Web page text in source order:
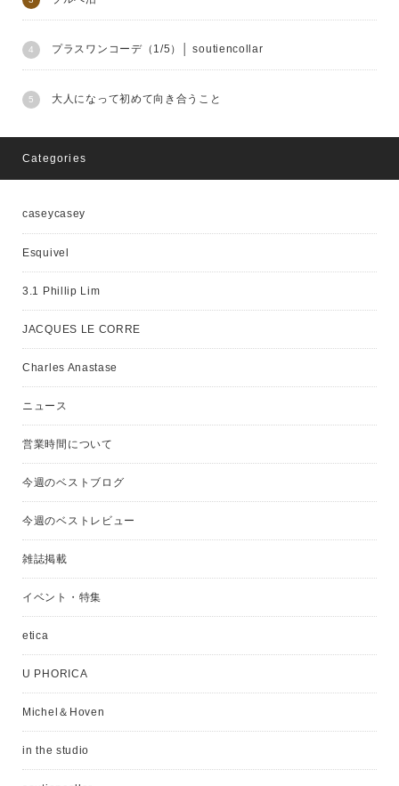
プラスワンコーデ（1/5）│ soutiencollar
大人になって初めて向き合うこと
Categories
caseycasey
Esquivel
3.1 Phillip Lim
JACQUES LE CORRE
Charles Anastase
ニュース
営業時間について
今週のベストブログ
今週のベストレビュー
雑誌掲載
イベント・特集
etica
U PHORICA
Michel＆Hoven
in the studio